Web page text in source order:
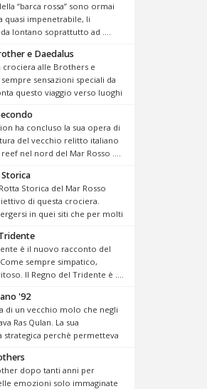
“barca rossa” sono ormai
quasi impenetrabile, li
lontano soprattutto ad ....
e Daedalus
crociera alle Brothers e
sempre sensazioni speciali da
questo viaggio verso luoghi
ha concluso la sua opera di
del vecchio relitto italiano
nel nord del Mar Rosso ....
Storica del Mar Rosso
di questa crociera.
in quei siti che per molti
è il nuovo racconto del
sempre simpatico,
Il Regno del Tridente è ....
'92
di un vecchio molo che negli
Ras Qulan. La sua
strategica perchè permetteva
dopo tanti anni per
emozioni solo immaginate